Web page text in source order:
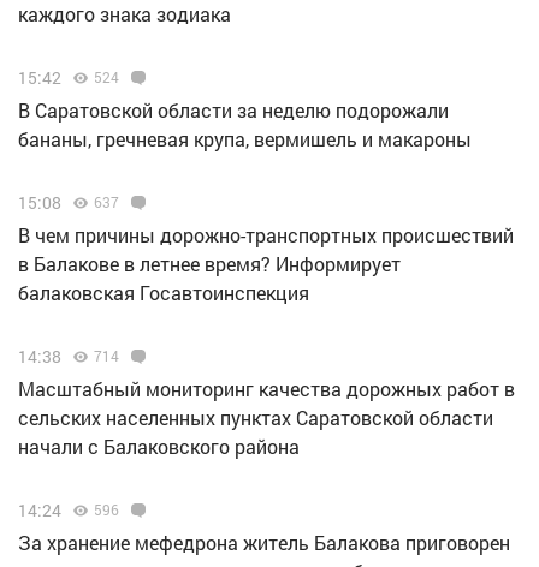
каждого знака зодиака
15:42 524
В Саратовской области за неделю подорожали
бананы, гречневая крупа, вермишель и макароны
15:08 637
В чем причины дорожно-транспортных происшествий
в Балакове в летнее время? Информирует
балаковская Госавтоинспекция
14:38 714
Масштабный мониторинг качества дорожных работ в
сельских населенных пунктах Саратовской области
начали с Балаковского района
14:24 596
За хранение мефедрона житель Балакова приговорен